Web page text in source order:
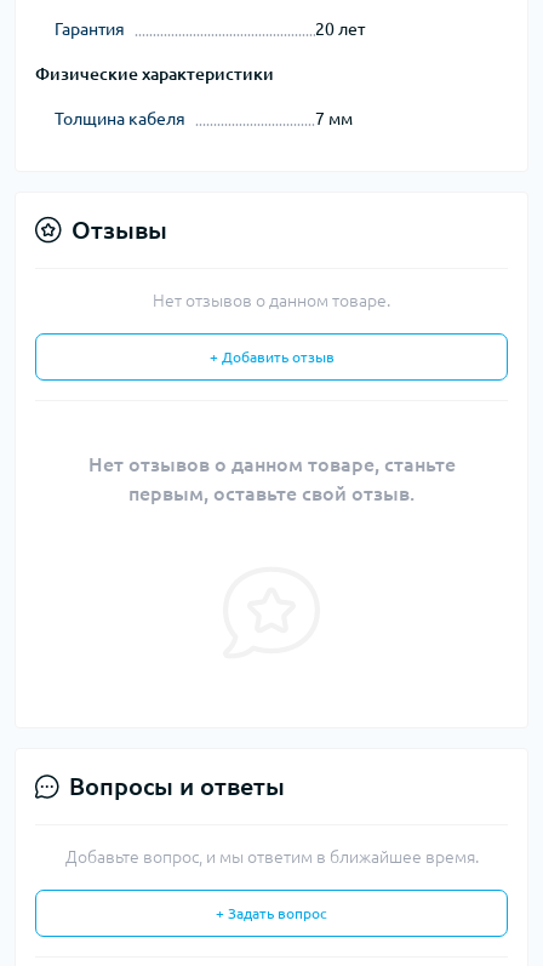
Гарантия 20 лет
Физические характеристики
Толщина кабеля 7 мм
Отзывы
Нет отзывов о данном товаре.
+ Добавить отзыв
Нет отзывов о данном товаре, станьте
первым, оставьте свой отзыв.
Вопросы и ответы
Добавьте вопрос, и мы ответим в ближайшее время.
+ Задать вопрос